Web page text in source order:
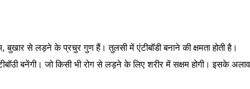
से लड़ने के प्रचुर गुण हैं। तुलसी में एंटीबॉडी बनाने की क्षमता होती है।
बनेंगी। जो किसी भी रोग से लड़ने के लिए शरीर में सक्षम होगी। इसके